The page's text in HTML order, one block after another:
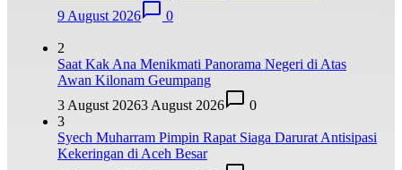
9 August 2026
0
2
Saat Kak Ana Menikmati Panorama Negeri di Atas
Awan Kilonam Geumpang
3 August 20263 August 2026
0
3
Syech Muharram Pimpin Rapat Siaga Darurat Antisipasi
Kekeringan di Aceh Besar